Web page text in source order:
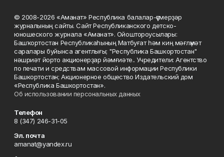
© 2008-2026 «Аманат» Республика балалар-үҫмерҙәр
журналының сайты. Сайт Республиканского детско-
юношеского журнала «Аманат». Ойоштороусылары:
Башҡортостан Республикаһының Матбуғат һәм киң мәғлүмәт
саралары буйынса агентлығы; "Республика Башкортостан"
нәшриәт йорто акционерҙар йәмғиәте.. Учредители: Агентство
по печати и средствам массовой информации Республики
Башкортостан; Акционерное общество Издательский дом
«Республика Башкортостан».
Об использовании персональных данных
Телефон
8 (347) 246-31-05
Эл. почта
amanat@yandex.ru